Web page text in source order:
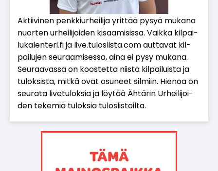
Ak­tii­vi­nen penk­kiur­hei­li­ja yrit­tää py­syä mu­ka­na
nuor­ten ur­hei­li­joi­den ki­saa­mi­sis­sa. Vaik­ka kil­pai­
lu­ka­len­te­ri.fi ja live.tu­los­lis­ta.com aut­ta­vat kil­
pai­lu­jen seu­raa­mi­ses­sa, ai­na ei pysy mu­ka­na.
Seu­raa­vas­sa on koos­tet­ta niis­tä kil­pai­luis­ta ja
tu­lok­sis­ta, mit­kä ovat osu­neet sil­miin. Hie­noa on
seu­ra­ta li­ve­tu­lok­sia ja löy­tää Äh­tä­rin Ur­hei­li­joi­
den te­ke­miä tu­lok­sia tu­los­lis­toil­ta.